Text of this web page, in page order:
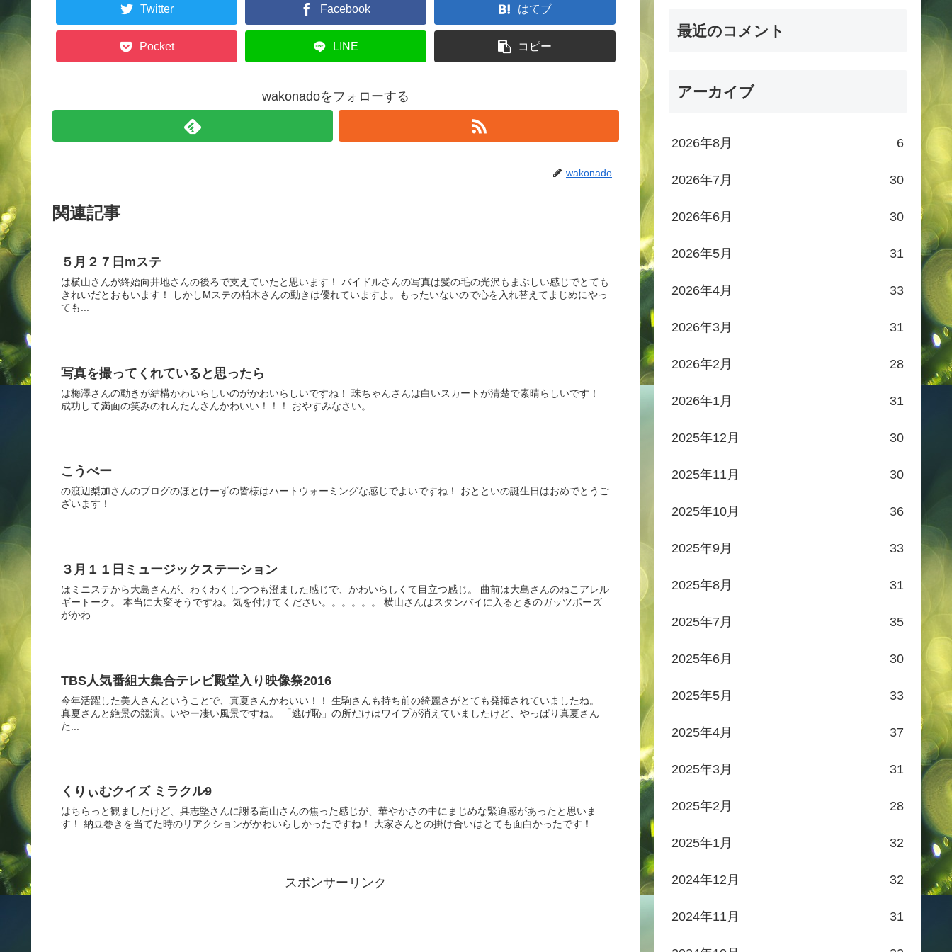
Twitter Facebook はてブ
Pocket LINE コピー
wakonadoをフォローする
wakonado
関連記事
５月２７日mステ
は横山さんが終始向井地さんの後ろで支えていたと思います！ バイドルさんの写真は髪の毛の光沢もまぶしい感じでとても
きれいだとおもいます！ しかしMステの柏木さんの動きは優れていますよ。もったいないので心を入れ替えてまじめにやっ
ても...
写真を撮ってくれていると思ったら
は梅澤さんの動きが結構かわいらしいのがかわいらしいですね！ 珠ちゃんさんは白いスカートが清楚で素晴らしいです！
成功して満面の笑みのれんたんさんかわいい！！！ おやすみなさい。
こうべー
の渡辺梨加さんのブログのほとけーずの皆様はハートウォーミングな感じでよいですね！ おとといの誕生日はおめでとうご
ざいます！
３月１１日ミュージックステーション
はミニステから大島さんが、わくわくしつつも澄ました感じで、かわいらしくて目立つ感じ。 曲前は大島さんのねこアレル
ギートーク。 本当に大変そうですね。気を付けてください。。。。。。 横山さんはスタンバイに入るときのガッツポーズ
がかわ...
TBS人気番組大集合テレビ殿堂入り映像祭2016
今年活躍した美人さんということで、真夏さんかわいい！！ 生駒さんも持ち前の綺麗さがとても発揮されていましたね。
真夏さんと絶景の競演。いやー凄い風景ですね。 「逃げ恥」の所だけはワイプが消えていましたけど、やっぱり真夏さん
た...
くりぃむクイズ ミラクル9
はちらっと観ましたけど、具志堅さんに謝る高山さんの焦った感じが、華やかさの中にまじめな緊迫感があったと思いま
す！ 納豆巻きを当てた時のリアクションがかわいらしかったですね！ 大家さんとの掛け合いはとても面白かったです！
スポンサーリンク
最近のコメント
アーカイブ
2026年8月 6
2026年7月 30
2026年6月 30
2026年5月 31
2026年4月 33
2026年3月 31
2026年2月 28
2026年1月 31
2025年12月 30
2025年11月 30
2025年10月 36
2025年9月 33
2025年8月 31
2025年7月 35
2025年6月 30
2025年5月 33
2025年4月 37
2025年3月 31
2025年2月 28
2025年1月 32
2024年12月 32
2024年11月 31